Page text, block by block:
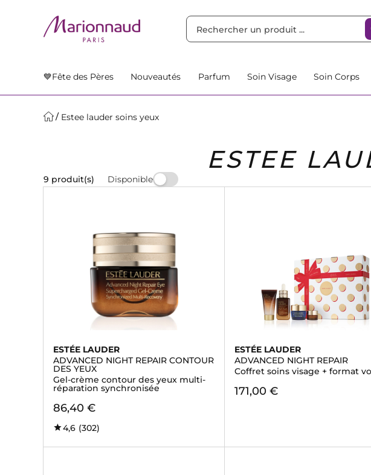
💙Fête des Pères Nouveautés Parfum Soin Visage Soin Corps
Estee lauder soins yeux
ESTEE
9 produit(s) Disponible
ESTÉE LAUDER
ADVANCED NIGHT REPAIR CONTOUR
DES YEUX
Gel-crème contour des yeux multi-
réparation synchronisée
86,40 €
4,6 (302)
ESTÉE LAUDER
ADVANCED NIGHT REPAIR
Coffret soins visage + format
171,00 €